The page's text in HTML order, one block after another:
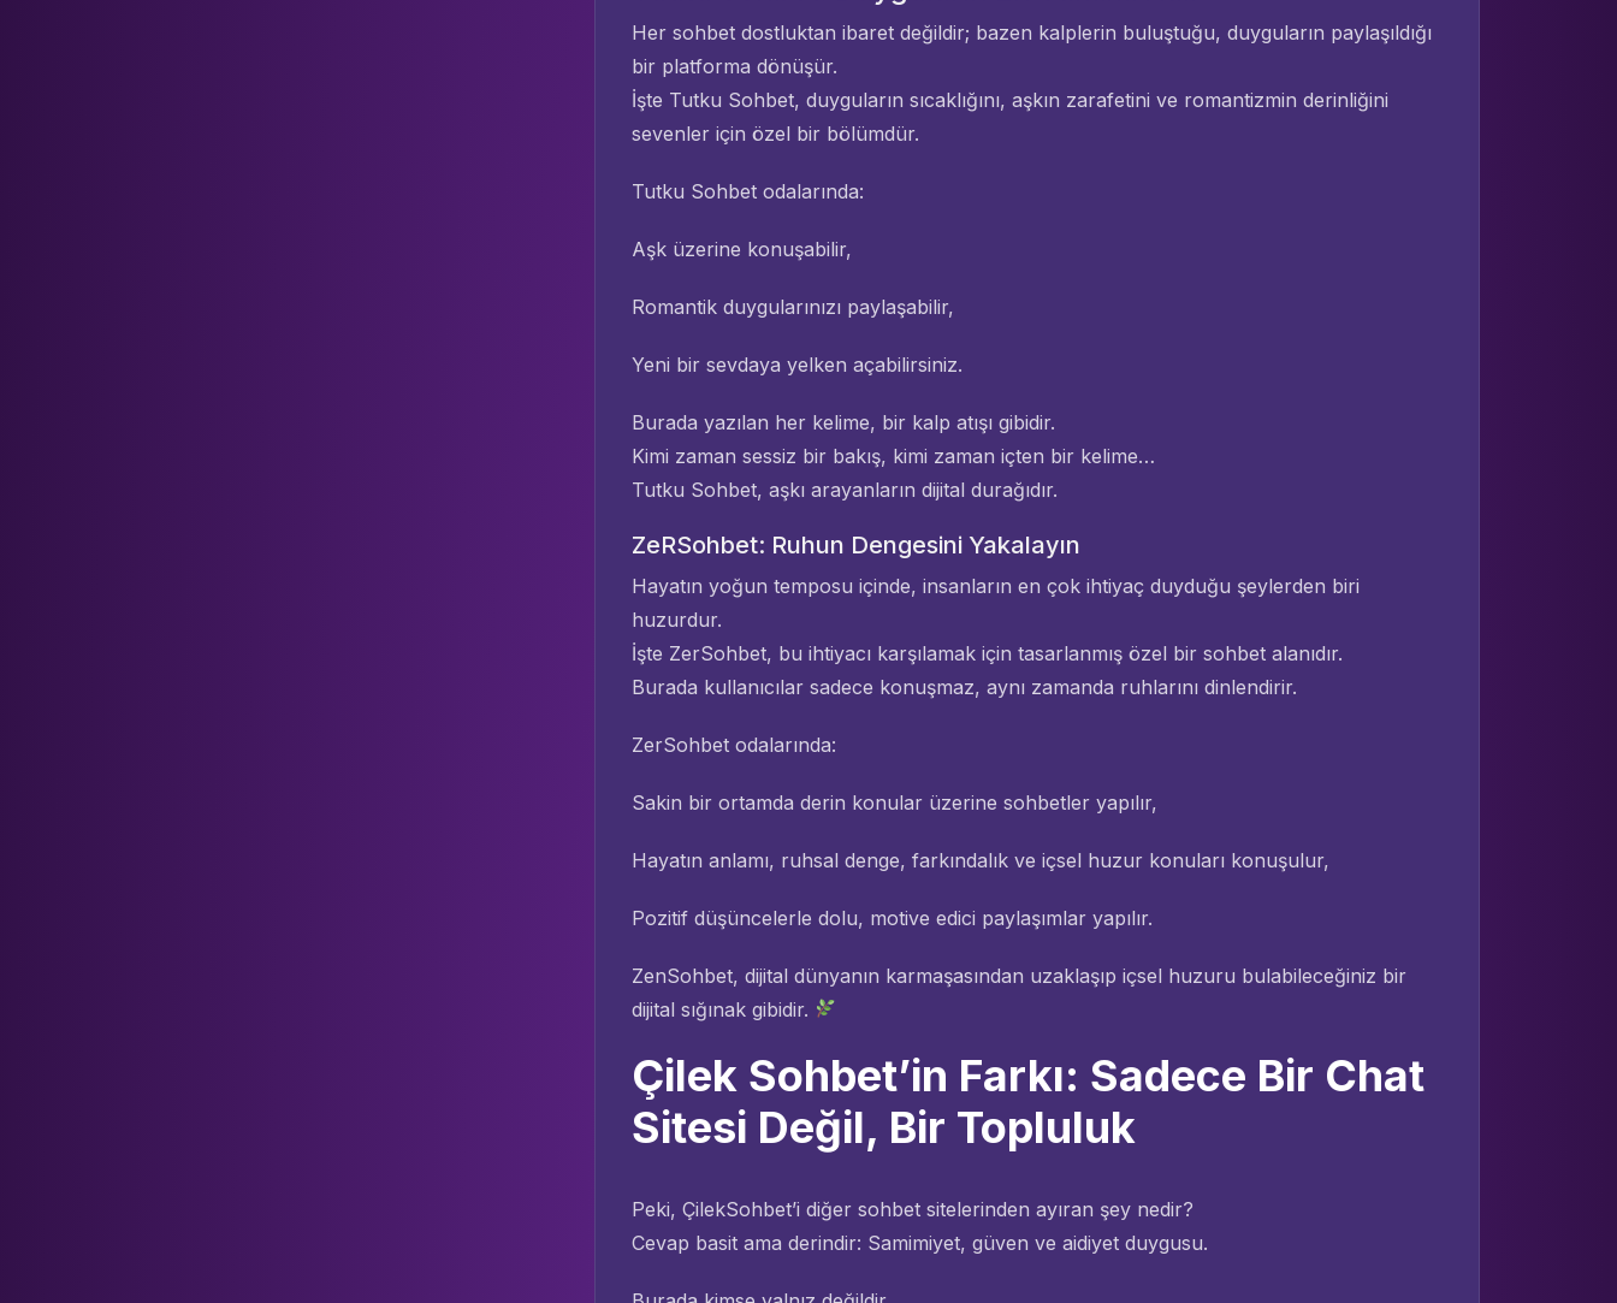
Her sohbet dostluktan ibaret değildir; bazen kalplerin buluştuğu, duyguların paylaşıldığı
bir platforma dönüşür.
İşte Tutku Sohbet, duyguların sıcaklığını, aşkın zarafetini ve romantizmin derinliğini
sevenler için özel bir bölümdür.
Tutku Sohbet odalarında:
Aşk üzerine konuşabilir,
Romantik duygularınızı paylaşabilir,
Yeni bir sevdaya yelken açabilirsiniz.
Burada yazılan her kelime, bir kalp atışı gibidir.
Kimi zaman sessiz bir bakış, kimi zaman içten bir kelime…
Tutku Sohbet, aşkı arayanların dijital durağıdır.
ZeRSohbet: Ruhun Dengesini Yakalayın
Hayatın yoğun temposu içinde, insanların en çok ihtiyaç duyduğu şeylerden biri
huzurdur.
İşte ZerSohbet, bu ihtiyacı karşılamak için tasarlanmış özel bir sohbet alanıdır.
Burada kullanıcılar sadece konuşmaz, aynı zamanda ruhlarını dinlendirir.
ZerSohbet odalarında:
Sakin bir ortamda derin konular üzerine sohbetler yapılır,
Hayatın anlamı, ruhsal denge, farkındalık ve içsel huzur konuları konuşulur,
Pozitif düşüncelerle dolu, motive edici paylaşımlar yapılır.
ZenSohbet, dijital dünyanın karmaşasından uzaklaşıp içsel huzuru bulabileceğiniz bir
dijital sığınak gibidir.
Çilek Sohbet’in Farkı: Sadece Bir Chat
Sitesi Değil, Bir Topluluk
Peki, ÇilekSohbet’i diğer sohbet sitelerinden ayıran şey nedir?
Cevap basit ama derindir: Samimiyet, güven ve aidiyet duygusu.